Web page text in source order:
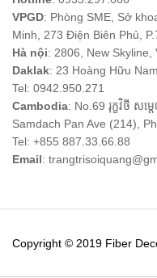
VPGD: Phòng SME, Sở
Minh, 273 Điện Biên Phủ,
Hà nội: 2806, New Skyline,
Daklak: 23 Hoàng Hữu
Tel: 0942.950.271
Cambodia: No.69 រុក្ខវិថី សម្
Samdach Pan Ave (214),
Tel: +855 887.33.66.88
Email:
Copyright © 2019 Fiber